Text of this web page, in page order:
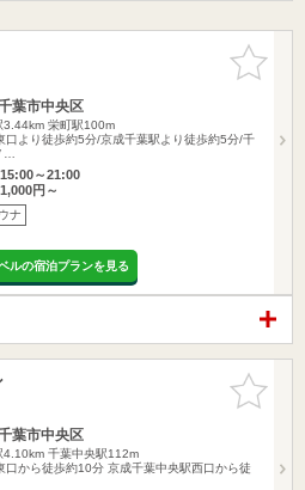
お気に入
りに追加
葉市中央区
3.44km 栄町駅100m
口より徒歩約5分/京成千葉駅より徒歩約5分/千
…
～21:00
円～
ナ
ルの宿泊プランを見る
お気に入
りに追加
葉市中央区
4.10km 千葉中央駅112m
口から徒歩約10分 京成千葉中央駅西口から徒